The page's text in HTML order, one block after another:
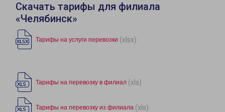
Скачать тарифы для филиала
«Челябинск»
Тарифы на услуги перевозки (xlsx)
Тарифы на перевозку в филиал (xls)
Тарифы на перевозку из филиала (xls)